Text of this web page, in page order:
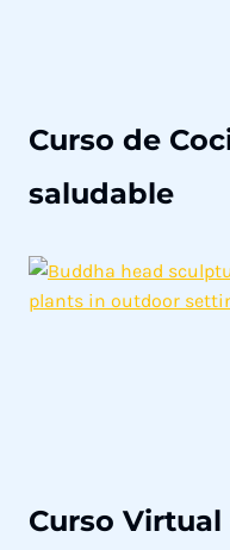
Curso de
saludable
Curso